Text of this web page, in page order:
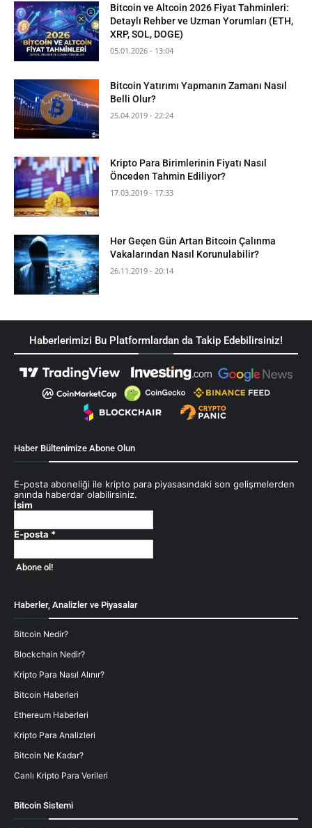
Bitcoin ve Altcoin 2026 Fiyat Tahminleri:
Detaylı Rehber ve Uzman Yorumları (ETH,
XRP, SOL, DOGE)
05.01.2026 - 13:04
Bitcoin Yatırımı Yapmanın Zamanı Nasıl
Belli Olur?
25.04.2019 - 22:24
Kripto Para Birimlerinin Fiyatı Nasıl
Önceden Tahmin Ediliyor?
17.03.2019 - 17:33
Her Geçen Gün Artan Bitcoin Çalınma
Vakalarından Nasıl Korunulabilir?
26.11.2019 - 20:14
Haberlerimizi Bu Platformlardan da Takip Edebilirsiniz!
Haber Bültenimize Abone Olun
E-posta aboneliği ile kripto para piyasasındaki son gelişmelerden
anında haberdar olabilirsiniz.
İsim
E-posta *
Haberler, Analizler ve Piyasalar
Bitcoin Nedir?
Blockchain Nedir?
Kripto Para Nasıl Alınır?
Bitcoin Haberleri
Ethereum Haberleri
Kripto Para Analizleri
Bitcoin Ne Kadar?
Canlı Kripto Para Verileri
Bitcoin Sistemi